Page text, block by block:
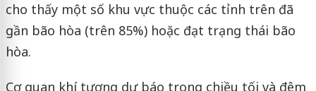
cho thấy một số khu vực thuộc các tỉnh trên đã
gần bão hòa (trên 85%) hoặc đạt trạng thái bão
hòa.
Cơ quan khí tượng dự báo trong chiều tối và đêm